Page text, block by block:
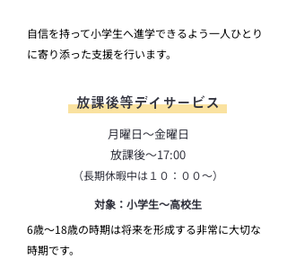
​自信を持って小学生へ進学できるよう一人ひとり
に寄り添った支援を行います。​
放課後等デイサービス
月曜日～金曜日
​放課後～17:00
​（長期休暇中は１０：００～）
​​対象：小学生～高校生
​6歳～18歳の時期は将来を形成する非常に大切な
時期です。